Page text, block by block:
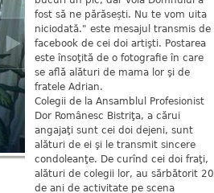
fost să ne părăsești. Nu te vom uita
niciodată." este mesajul transmis de
facebook de cei doi artişti. Postarea
este însoţită de o fotografie în care
se află alături de mama lor şi de
fratele Adrian.
Colegii de la Ansamblul Profesionist
Dor Românesc Bistriţa, a cărui
angajaţi sunt cei doi dejeni, sunt
alături de ei şi le transmit sincere
condoleanţe. De curînd cei doi fraţi,
alături de colegii lor, au sărbătorit 20
de ani de activitate pe scena